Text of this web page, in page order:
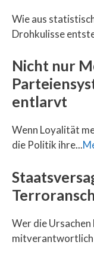
Wie aus
Drohkulisse
Nicht nur
entlarvt
Wenn Loyalität
die Politik ihre...
Wer die
mitverantwortlich